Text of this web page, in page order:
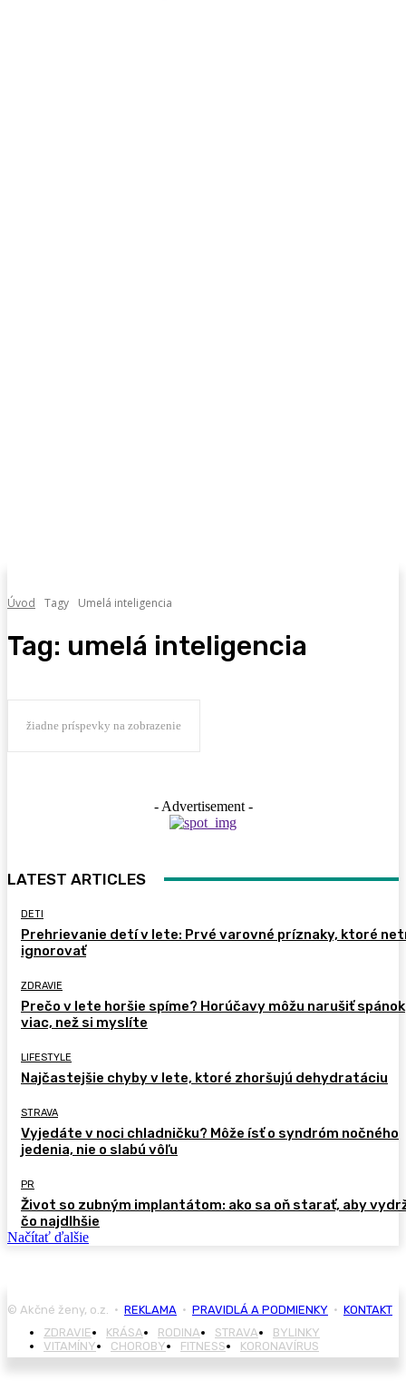
Úvod Tagy Umelá inteligencia
Tag: umelá inteligencia
žiadne príspevky na zobrazenie
- Advertisement -
LATEST ARTICLES
DETI
Prehrievanie detí v lete: Prvé varovné príznaky, ktoré
ignorovať
ZDRAVIE
Prečo v lete horšie spíme? Horúčavy môžu narušiť spánok
viac, než si myslíte
LIFESTYLE
Najčastejšie chyby v lete, ktoré zhoršujú dehydratáciu
STRAVA
Vyjedáte v noci chladničku? Môže ísť o syndróm nočného
jedenia, nie o slabú vôľu
PR
Život so zubným implantátom: ako sa oň starať, aby
čo najdlhšie
Načítať ďalšie
© Akčné ženy, o.z. • REKLAMA • PRAVIDLÁ A PODMIENKY • KONTAKT
ZDRAVIE
KRÁSA RODINA STRAVA
BYLINKY
VITAMÍNY
CHOROBY FITNESS KORONAVÍRUS